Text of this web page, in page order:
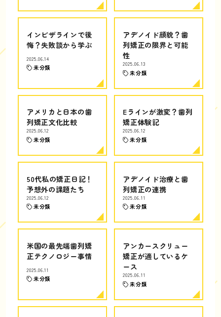
インビザラインで後
悔？失敗談から学ぶ
2025.06.14
未分類
アデノイド顔貌？歯
列矯正の限界と可能
性
2025.06.13
未分類
アメリカと日本の歯
列矯正文化比較
2025.06.12
未分類
Eラインが激変？歯列
矯正体験記
2025.06.12
未分類
50代私の矯正日記！
予想外の課題たち
2025.06.12
未分類
アデノイド治療と歯
列矯正の連携
2025.06.11
未分類
米国の最先端歯列矯
正テクノロジー事情
2025.06.11
未分類
アンカースクリュー
矯正が適しているケ
ース
2025.06.11
未分類